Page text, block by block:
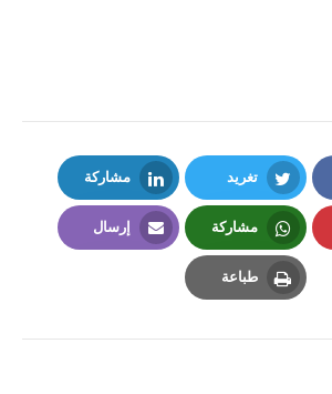
تغريد
Twitter
مشاركة
LinkedIn
مشاركة
Whatsapp
إرسال
طباعة